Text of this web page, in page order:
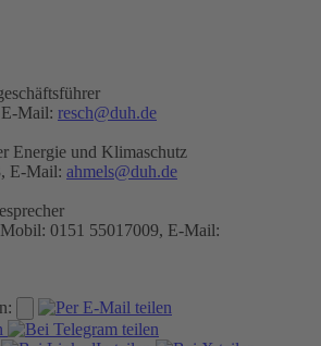
Mail: resch@duh.de
Energie und Klimaschutz
E-Mail: ahmels@duh.de
0151 55017009, E-Mail: